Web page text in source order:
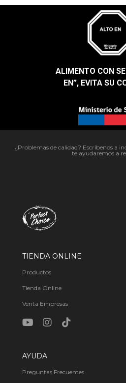
ALIMENTO CON
EN”, EVITA SU
¿Problemas de calidad? Escríbenos a
te ayudaremos a
TIENDA ONLINE
Productos
Tienda Online
Venta Empresas
AYUDA
Preguntas Frecuentes